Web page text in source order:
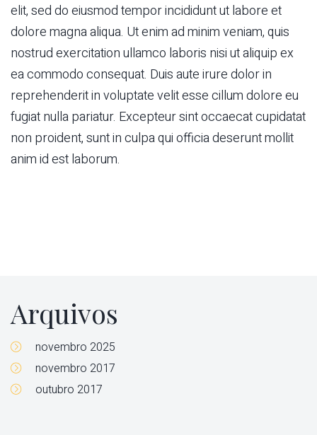
elit, sed do eiusmod tempor incididunt ut labore et
dolore magna aliqua. Ut enim ad minim veniam, quis
nostrud exercitation ullamco laboris nisi ut aliquip ex
ea commodo consequat. Duis aute irure dolor in
reprehenderit in voluptate velit esse cillum dolore eu
fugiat nulla pariatur. Excepteur sint occaecat cupidatat
non proident, sunt in culpa qui officia deserunt mollit
anim id est laborum.
Arquivos
novembro 2025
novembro 2017
outubro 2017